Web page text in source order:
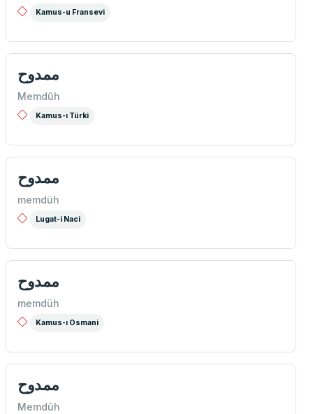
Kamus-u Fransevi
ممدوح
Memdûh
Kamus-ı Türki
ممدوح
memdüh
Lugat-i Naci
ممدوح
memdüh
Kamus-ı Osmani
ممدوح
Memdûh